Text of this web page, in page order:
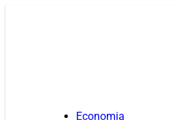
Economia